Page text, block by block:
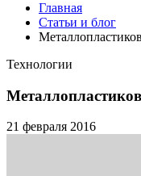
Главная
Статьи и блог
Технологии
21 февраля 2016